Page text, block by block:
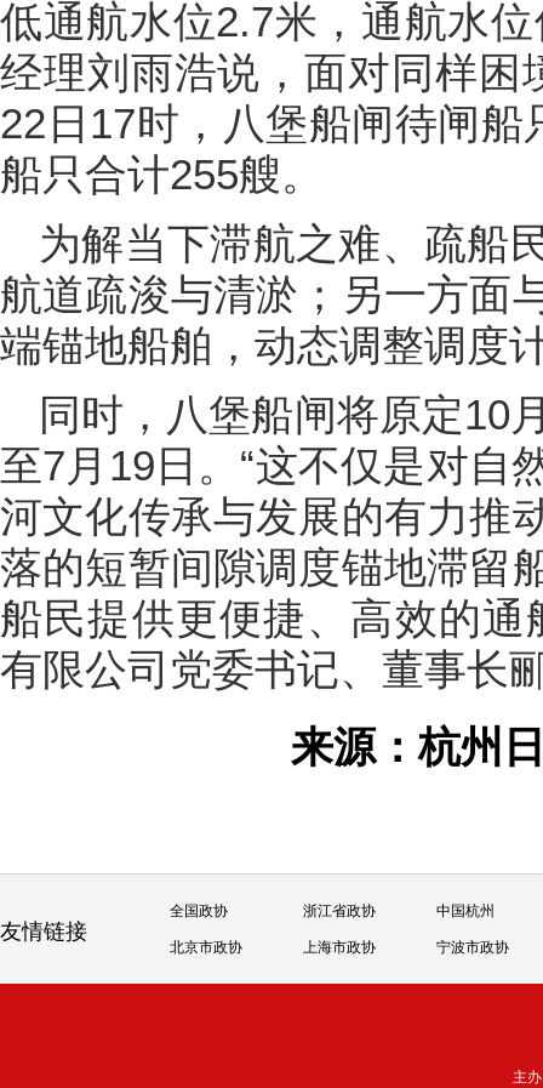
低通航水位2.7米，通航水
经理刘雨浩说，面对同样困
22日17时，八堡船闸待闸
船只合计255艘。
为解当下滞航之难、疏船
航道疏浚与清淤；另一方面
端锚地船舶，动态调整调度
同时，八堡船闸将原定10
至7月19日。“这不仅是对自
河文化传承与发展的有力推
落的短暂间隙调度锚地滞留
船民提供更便捷、高效的
有限公司党委书记、董事长
来源：杭
友情链接
全国政协 浙江省政协 中国杭州
北京市政协 上海市政协 宁波市政协
主